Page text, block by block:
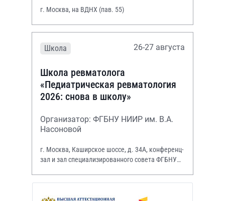
г. Москва, на ВДНХ (пав. 55)
Школа 26-27 августа
Школа ревматолога
«Педиатрическая ревматология
2026: снова в школу»
Организатор: ФГБНУ НИИР им. В.А.
Насоновой
г. Москва, Каширское шоссе, д. 34А, конференц-
зал и зал специализированного совета ФГБНУ